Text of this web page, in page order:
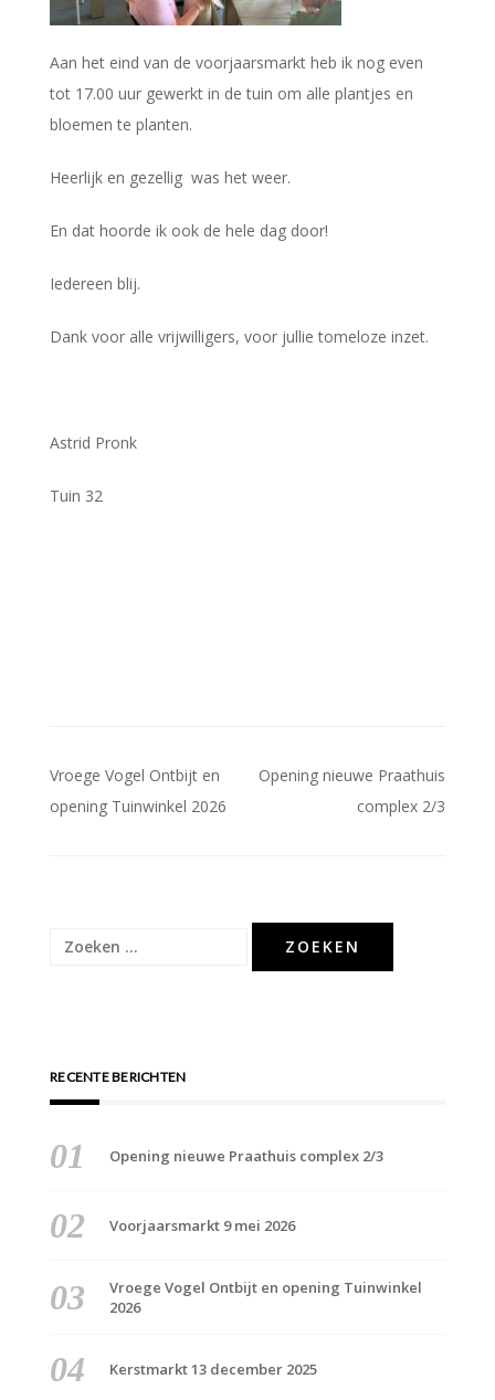
Aan het eind van de voorjaarsmarkt heb ik nog even
tot 17.00 uur gewerkt in de tuin om alle plantjes en
bloemen te planten.
Heerlijk en gezellig was het weer.
En dat hoorde ik ook de hele dag door!
Iedereen blij.
Dank voor alle vrijwilligers, voor jullie tomeloze inzet.
Astrid Pronk
Tuin 32
Bericht
navigatie
Vroege Vogel Ontbijt en
opening Tuinwinkel 2026
Opening nieuwe Praathuis
complex 2/3
Zoeken
RECENTE BERICHTEN
Opening nieuwe Praathuis complex 2/3
Voorjaarsmarkt 9 mei 2026
Vroege Vogel Ontbijt en opening Tuinwinkel
2026
Kerstmarkt 13 december 2025